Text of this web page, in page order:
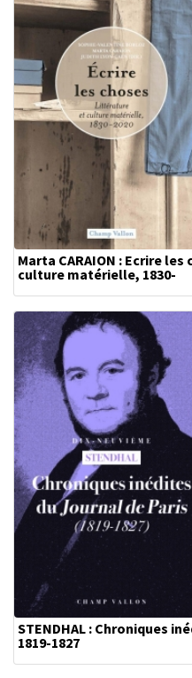
Marta CARAION : Ecrire
culture matérielle, 1830-
STENDHAL : Chroniques
1819-1827